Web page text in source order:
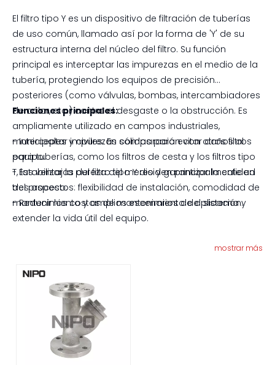
El filtro tipo Y es un dispositivo de filtración de tuberías
de uso común, llamado así por la forma de 'Y' de su
estructura interna del núcleo del filtro. Su función
principal es interceptar las impurezas en el medio de la
tubería, protegiendo los equipos de precisión
posteriores (como válvulas, bombas, intercambiadores
de calor, etc.) contra el desgaste o la obstrucción. Es
ampliamente utilizado en campos industriales,
municipales y civiles. En comparación con otros filtros
para tuberías, como los filtros de cesta y los filtros tipo
T, las ventajas del filtro tipo Y residen principalmente en
tres aspectos: flexibilidad de instalación, comodidad de
mantenimiento y amplios escenarios de aplicación.
Funciones principales:
- Interceptar impurezas sólidas para evitar daños al
equipo.
- Estabilizar la pureza del medio y garantizar la calidad
del proceso.
- Reducir los costos de mantenimiento del sistema y
extender la vida útil del equipo.
mostrar más